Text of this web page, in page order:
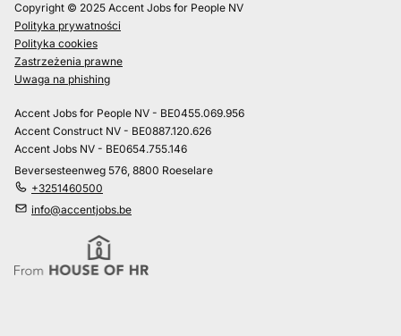
Copyright © 2025 Accent Jobs for People NV
Polityka prywatności
Polityka cookies
Zastrzeżenia prawne
Uwaga na phishing
Accent Jobs for People NV - BE0455.069.956
Accent Construct NV - BE0887.120.626
Accent Jobs NV - BE0654.755.146
Beversesteenweg 576, 8800 Roeselare
+3251460500
info@accentjobs.be